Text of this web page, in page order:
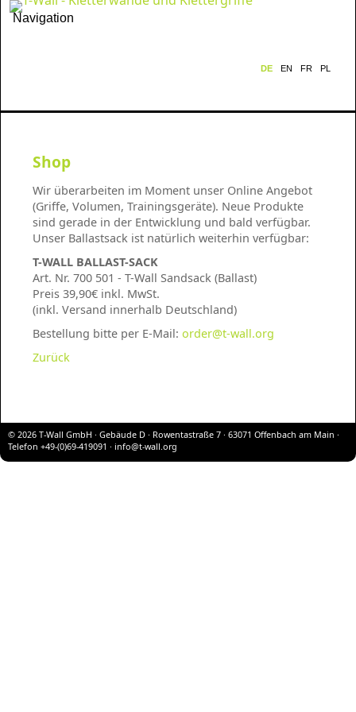
Navigation
DE EN FR PL
Shop
Wir überarbeiten im Moment unser Online Angebot
(Griffe, Volumen, Trainingsgeräte). Neue Produkte
sind gerade in der Entwicklung und bald verfügbar.
Unser Ballastsack ist natürlich weiterhin verfügbar:
T-WALL BALLAST-SACK
Art. Nr. 700 501 - T-Wall Sandsack (Ballast)
Preis 39,90€ inkl. MwSt.
(inkl. Versand innerhalb Deutschland)
Bestellung bitte per E-Mail: order@t-wall.org
Zurück
© 2026 T-Wall GmbH · Gebäude D · Rowentastraße 7 · 63071 Offenbach am Main ·
Telefon +49-(0)69-419091 · info@t-wall.org